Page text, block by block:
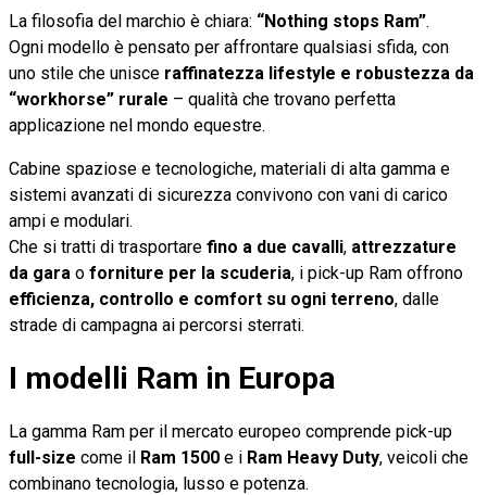
La filosofia del marchio è chiara: “Nothing stops Ram”.
Ogni modello è pensato per affrontare qualsiasi sfida, con
uno stile che unisce raffinatezza lifestyle e robustezza da
“workhorse” rurale – qualità che trovano perfetta
applicazione nel mondo equestre.
Cabine spaziose e tecnologiche, materiali di alta gamma e
sistemi avanzati di sicurezza convivono con vani di carico
ampi e modulari.
Che si tratti di trasportare fino a due cavalli, attrezzature
da gara o forniture per la scuderia, i pick-up Ram offrono
efficienza, controllo e comfort su ogni terreno, dalle
strade di campagna ai percorsi sterrati.
I modelli Ram in Europa
La gamma Ram per il mercato europeo comprende pick-up
full-size come il Ram 1500 e i Ram Heavy Duty, veicoli che
combinano tecnologia, lusso e potenza.